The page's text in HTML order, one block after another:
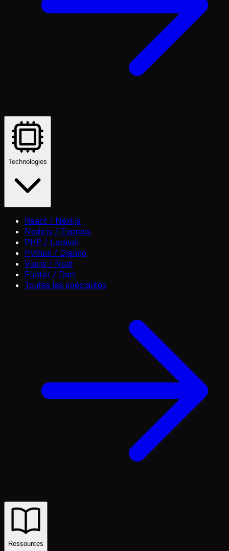
Technologies
React / Next.js
Node.js / Express
PHP / Laravel
Python / Django
Vue.js / Nuxt
Flutter / Dart
Toutes les spécialités
Ressources